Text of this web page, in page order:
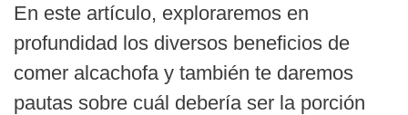
En este artículo, exploraremos en
profundidad los diversos beneficios de
comer alcachofa y también te daremos
pautas sobre cuál debería ser la porción